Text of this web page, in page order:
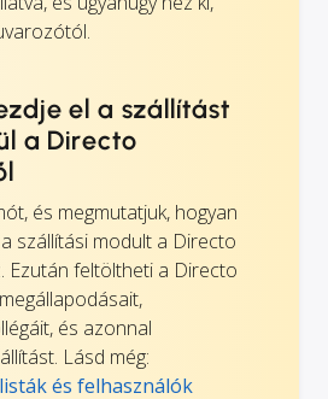
el a szállítást
a Directo
és megmutatjuk, hogyan
szállítási modult a Directo
Ezután feltöltheti a Directo
és azonnal
Lásd még:
és felhasználók